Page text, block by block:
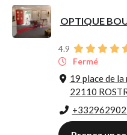
OPTIQUE
4.9
Fermé
19 place de
22110